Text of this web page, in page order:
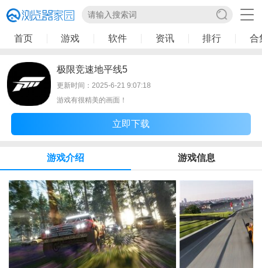
首页 游戏 软件 资讯 排行 合
极限竞速地平线5
更新时间：2025-6-21 9:07:18
游戏有很精美的画面！
立即下载
游戏介绍 游戏信息